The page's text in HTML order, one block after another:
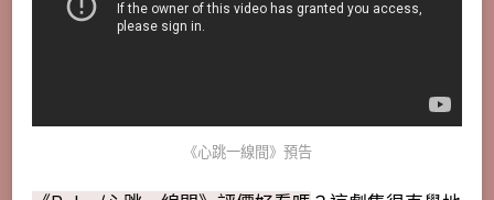
《心跳一線間》預告